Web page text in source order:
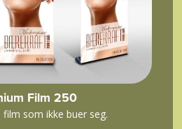
Film 250
film som ikke buer seg.